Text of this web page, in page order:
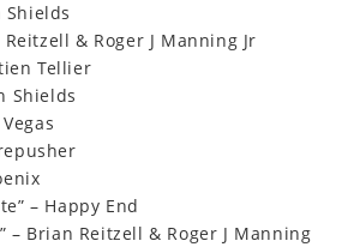
Shields
& Roger J Manning Jr
Tellier
Shields
– Happy End
– Brian Reitzell & Roger J Manning